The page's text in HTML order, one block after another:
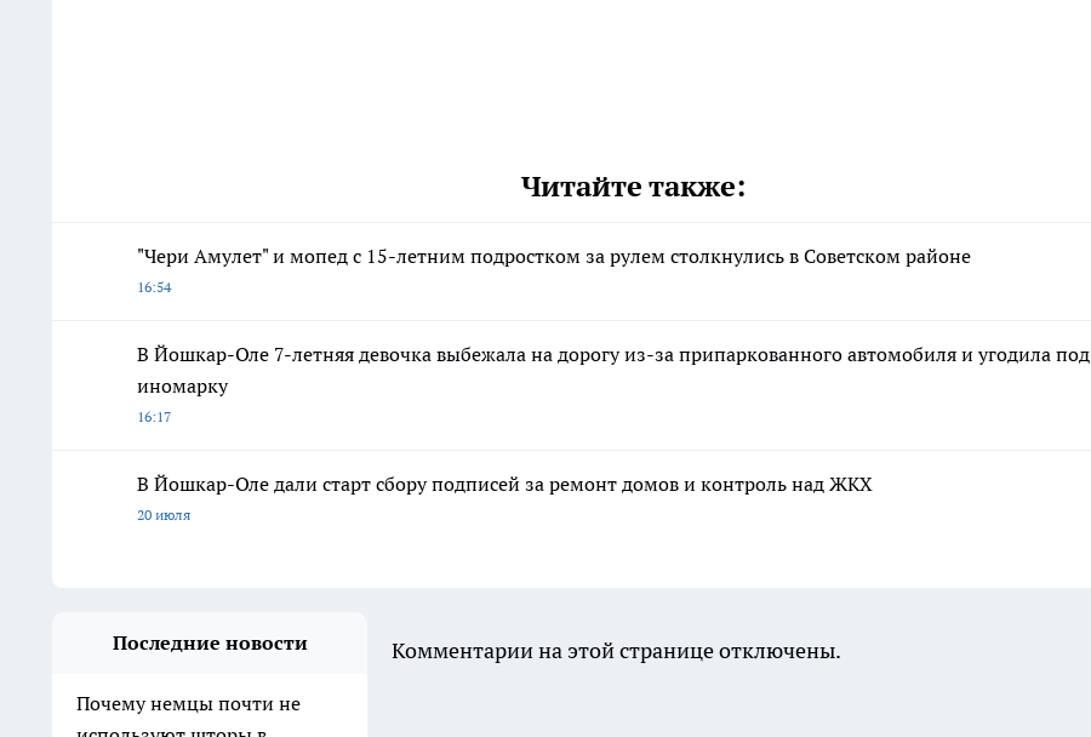
Читайте также:
"Чери Амулет" и мопед с 15-летним подростком за рулем столкнулись в Советском районе
16:54
В Йошкар-Оле 7-летняя девочка выбежала на дорогу из-за припаркованного автомобиля и угодила под
иномарку
16:17
В Йошкар-Оле дали старт сбору подписей за ремонт домов и контроль над ЖКХ
20 июля
Последние новости
Почему немцы почти не
Комментарии на этой странице отключены.